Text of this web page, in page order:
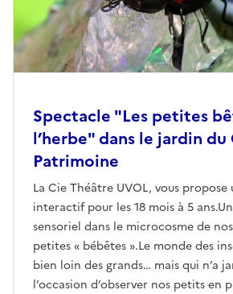
Spectacle "Les petites
l’herbe" dans le jardin du
Patrimoine
La Cie Théâtre UVOL, vous
interactif pour les 18 mois à 5
sensoriel dans le microcosme de
petites « bébêtes ».Le monde des
bien loin des grands… mais qui n’a
l’occasion d’observer nos petits en